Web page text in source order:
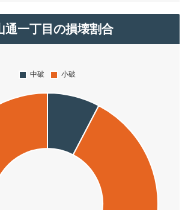
通一丁目の損壊割合